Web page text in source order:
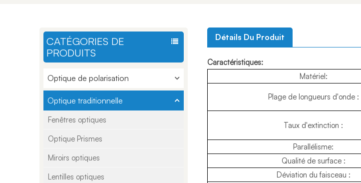
CATÉGORIES DE
PRODUITS
Optique de polarisation
Optique traditionnelle
Fenêtres optiques
Optique Prismes
Miroirs optiques
Lentilles optiques
Détails Du Produit
Caractéristiques:
Matériel:
Plage de longueurs d'onde :
Taux d'extinction :
Parallélisme:
Qualité de surface :
Déviation du faisceau :